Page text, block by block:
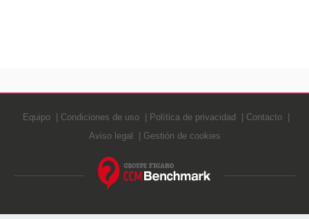
Equipo Condiciones de uso Política de privacidad
Contacto
Aviso legal
Gestión de cookies